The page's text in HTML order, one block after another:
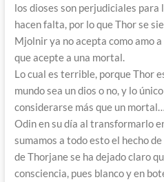
los dioses son perjudiciales para
hacen falta, por lo que Thor se
Mjolnir ya no acepta como amo
que acepte a una mortal.
Lo cual es terrible, porque Thor
mundo sea un dios o no, y lo
considerarse más que un
Odin en su día al transformarlo
sumamos a todo esto el hecho
de Thorjane se ha dejado claro
consciencia, pues blanco y en